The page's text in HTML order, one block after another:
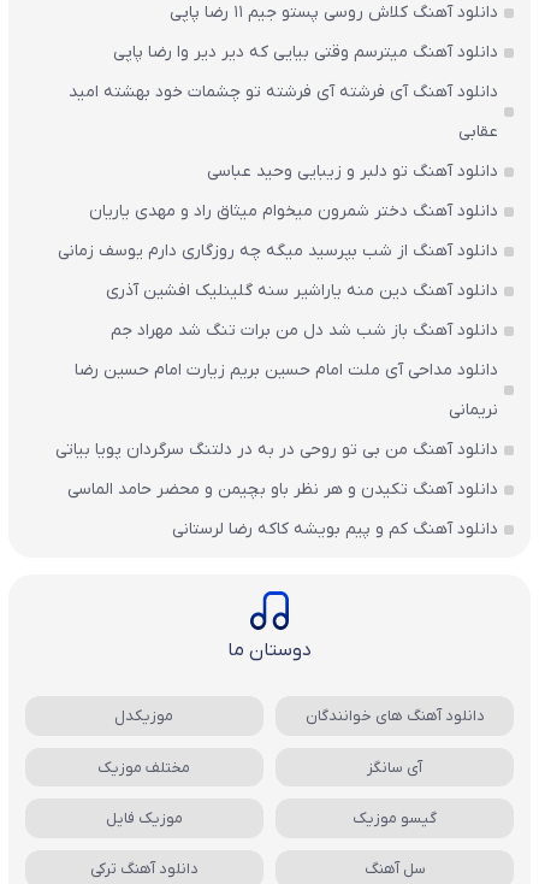
دانلود آهنگ کلاش روسی پستو جیم ۱۱ رضا پاپی
دانلود آهنگ میترسم وقتی بیایی که دیر دیر وا رضا پاپی
دانلود آهنگ آی فرشته آی فرشته تو چشمات خود بهشته امید
عقابی
دانلود آهنگ تو دلبر و زیبایی وحید عباسی
دانلود آهنگ دختر شمرون میخوام میثاق راد و مهدی یاریان
دانلود آهنگ از شب بپرسید میگه چه روزگاری دارم یوسف زمانی
دانلود آهنگ دین منه یاراشیر سنه گلینلیک افشین آذری
دانلود آهنگ باز شب شد دل من برات تنگ شد مهراد جم
دانلود مداحی آی ملت امام حسین بریم زیارت امام حسین رضا
نریمانی
دانلود آهنگ من بی تو روحی در به در دلتنگ سرگردان پویا بیاتی
دانلود آهنگ تکیدن و هر نظر باو بچیمن و محضر حامد الماسی
دانلود آهنگ کم و پیم بویشه کاکه رضا لرستانی
دوستان ما
دانلود آهنگ های خوانندگان موزیکدل
آی سانگز مختلف موزیک
گیسو موزیک موزیک فایل
سل آهنگ دانلود آهنگ ترکی